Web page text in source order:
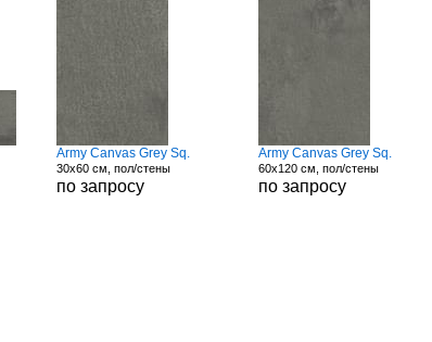
Army Canvas Grey Sq.
30x60 см, пол/стены
по запросу
Army Canvas Grey Sq.
60x120 см, пол/стены
по запросу